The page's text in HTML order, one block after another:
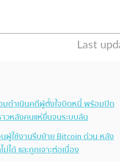
มดำเนินคดีผู้ตั้งใจบิดหนี้ พร้อมปิด
วหลังคนแห่ยื่นจนระบบล้น
นผู้ใช้งานรีบย้าย Bitcoin ด่วน หลัง
ได้ และถูกเจาะต่อเนื่อง